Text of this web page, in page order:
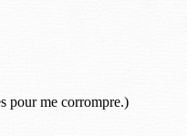
pour me corrompre.)